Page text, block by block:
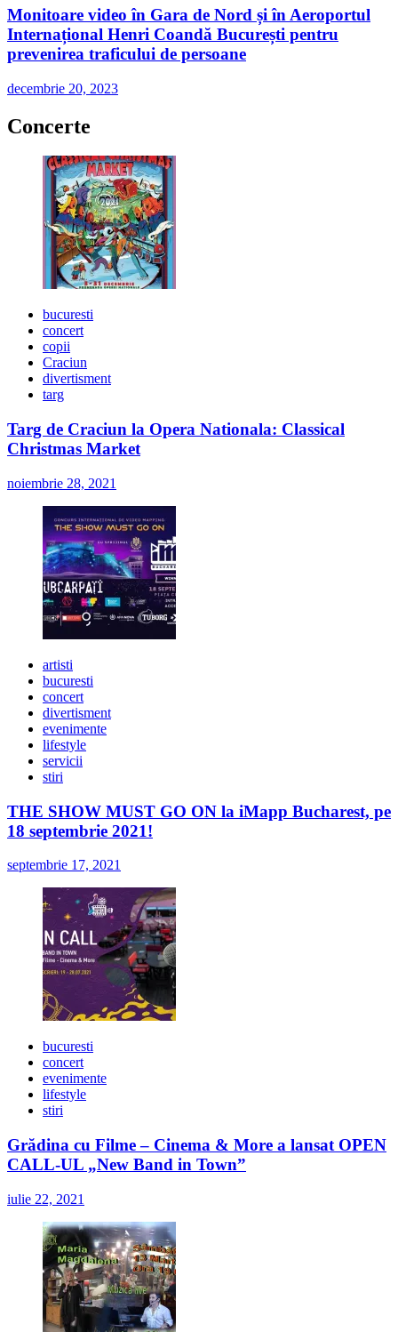
Monitoare video în Gara de Nord și în Aeroportul
Internațional Henri Coandă București pentru
prevenirea traficului de persoane
decembrie 20, 2023
Concerte
bucuresti
concert
copii
Craciun
divertisment
targ
Targ de Craciun la Opera Nationala: Classical
Christmas Market
noiembrie 28, 2021
artisti
bucuresti
concert
divertisment
evenimente
lifestyle
servicii
stiri
THE SHOW MUST GO ON la iMapp Bucharest, pe
18 septembrie 2021!
septembrie 17, 2021
bucuresti
concert
evenimente
lifestyle
stiri
Grădina cu Filme – Cinema & More a lansat OPEN
CALL-UL „New Band in Town”
iulie 22, 2021